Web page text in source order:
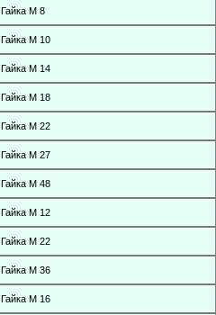
Гайка М 8
Гайка М 10
Гайка М 14
Гайка М 18
Гайка М 22
Гайка М 27
Гайка М 48
Гайка М 12
Гайка М 22
Гайка М 36
Гайка М 16